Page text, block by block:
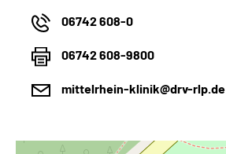
06742 608-0
06742 608-9800
mittelrhein-klinik@drv-rlp.de